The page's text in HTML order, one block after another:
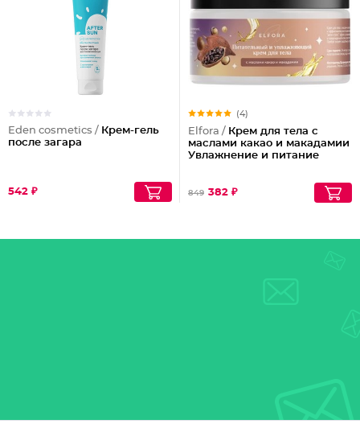
Eden cosmetics / Крем-гель
после загара
542 ₽
(4)
Elfora / Крем для тела с
маслами какао и макадамии
Увлажнение и питание
849 382 ₽